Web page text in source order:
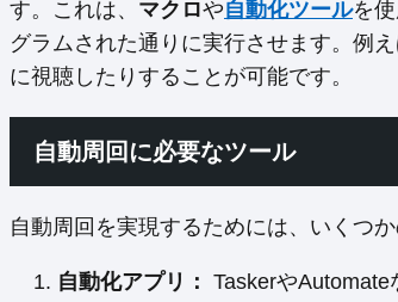
す。これは、 マクロや自動化ツールを
グラムされた通りに実行させます。例
に視聴したりすることが可能です。
自動周回に必要なツール
自動周回を実現するためには、いくつか
自動化アプリ： TaskerやAutomate